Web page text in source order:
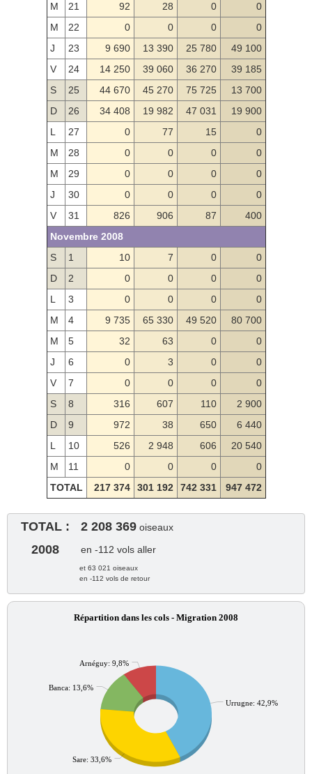
M
21 92 28 0
0
M
22 0 0 0
0
J
23 9 690 13 390 25 780
49 100
V
24 14 250 39 060 36 270
39 185
S
25 44 670 45 270 75 725
13 700
D
26 34 408 19 982 47 031
19 900
L
27 0 77 15
0
M
28 0 0 0
0
M
29 0 0 0
0
J
30 0 0 0
0
V
31 826 906 87
400
Novembre 2008
S
1 10 7 0
0
D
2 0 0 0
0
L
3 0 0 0
0
M
4 9 735 65 330 49 520
80 700
M
5 32 63 0
0
J
6 0 3 0
0
V
7 0 0 0
0
S
8 316 607 110
2 900
D
9 972 38 650
6 440
L
10 526 2 948 606
20 540
M
11 0 0 0
0
TOTAL
217 374 301 192 742 331 947 472
TOTAL : 2 208 369 oiseaux
2008 en -112 vols aller
et 63 021 oiseaux
en -112 vols de retour
Urrugne: 42,9%
Sare: 33,6%
Banca: 13,6%
Arnéguy: 9,8%
Répartition dans les cols - Migration 2008